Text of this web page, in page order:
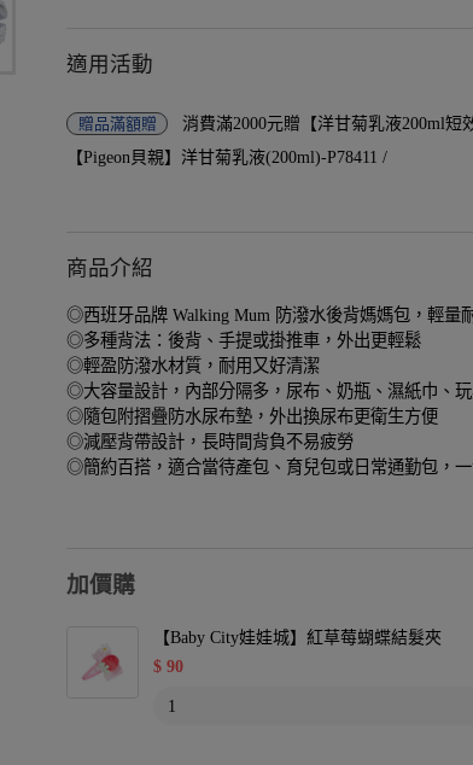
適用活動
贈品滿額贈
消費滿2000元贈【洋甘菊乳液200ml短
【Pigeon貝親】洋甘菊乳液(200ml)-P78411 /
商品介紹
◎西班牙品牌 Walking Mum 防潑水後背媽媽包，輕量
◎多種背法：後背、手提或掛推車，外出更輕鬆
◎輕盈防潑水材質，耐用又好清潔
◎大容量設計，內部分隔多，尿布、奶瓶、濕紙巾、
◎隨包附摺疊防水尿布墊，外出換尿布更衛生方便
◎減壓背帶設計，長時間背負不易疲勞
◎簡約百搭，適合當待產包、育兒包或日常通勤包，一
加價購
【Baby City娃娃城】紅草莓蝴蝶結髮夾
$ 90